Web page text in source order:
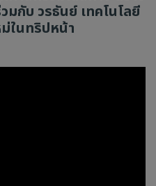
มกับ วรธันย์ เทคโนโลยี
ในทริปหน้า